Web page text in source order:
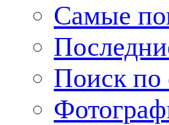
Cамые
Поиск по